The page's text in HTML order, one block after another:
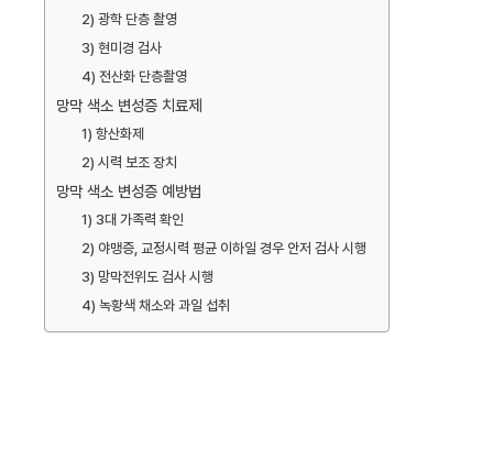
2) 광학 단층 촬영
3) 현미경 검사
4) 전산화 단층촬영
망막 색소 변성증 치료제
1) 항산화제
2) 시력 보조 장치
망막 색소 변성증 예방법
1) 3대 가족력 확인
2) 야맹증, 교정시력 평균 이하일 경우 안저 검사 시행
3) 망막전위도 검사 시행
4) 녹황색 채소와 과일 섭취